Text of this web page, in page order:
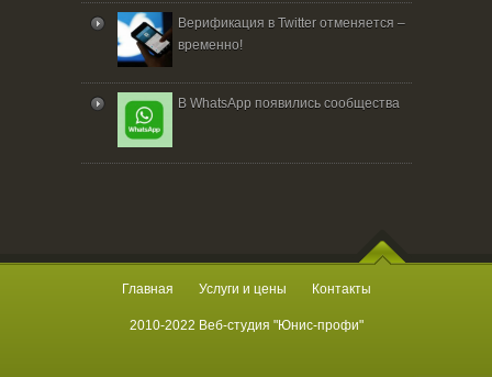
Верификация в Twitter отменяется –
временно!
В WhatsApp появились сообщества
Главная Услуги и цены Контакты
2010-2022 Веб-студия "Юнис-профи"